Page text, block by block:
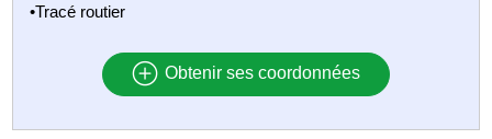
•Tracé routier
Obtenir ses coordonnées